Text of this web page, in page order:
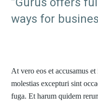
ways for
At vero eos et accusamus
molestias excepturi sint
fuga. Et harum quidem